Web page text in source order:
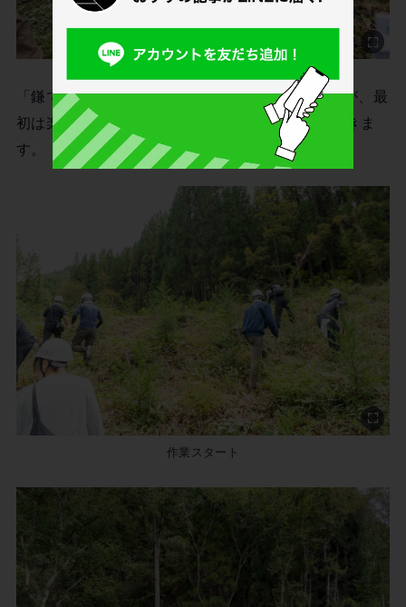
「鎌で草を刈るだけ」といえばその通りなのですが、最
初は楽でも、10分もすると汗が流れ、腕も疲れてきま
す。
作業スタート